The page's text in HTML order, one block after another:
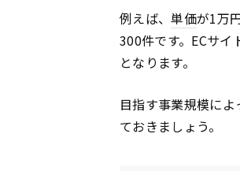
例えば、単価が1万
300件です。ECサ
となります。
目指す事業規模に
ておきましょう。